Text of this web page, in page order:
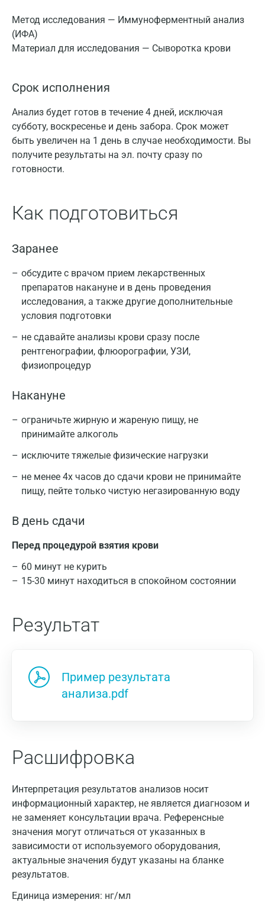
Метод исследования — Иммуноферментный анализ
(ИФА)
Материал для исследования — Сыворотка крови
Срок исполнения
Анализ будет готов в течение 4 дней, исключая
субботу, воскресенье и день забора. Срок может
быть увеличен на 1 день в случае необходимости. Вы
получите результаты на эл. почту сразу по
готовности.
Как подготовиться
Заранее
обсудите с врачом прием лекарственных
препаратов накануне и в день проведения
исследования, а также другие дополнительные
условия подготовки
не сдавайте анализы крови сразу после
рентгенографии, флюорографии, УЗИ,
физиопроцедур
Накануне
ограничьте жирную и жареную пищу, не
принимайте алкоголь
исключите тяжелые физические нагрузки
не менее 4х часов до сдачи крови не принимайте
пищу, пейте только чистую негазированную воду
В день сдачи
Перед процедурой взятия крови
60 минут не курить
15-30 минут находиться в спокойном состоянии
Результат
Пример результата
анализа.pdf
Расшифровка
Интерпретация результатов анализов носит
информационный характер, не является диагнозом и
не заменяет консультации врача. Референсные
значения могут отличаться от указанных в
зависимости от используемого оборудования,
актуальные значения будут указаны на бланке
результатов.
Единица измерения: нг/мл